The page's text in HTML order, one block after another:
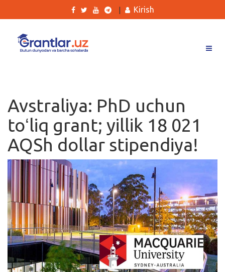
Ishlar
Kurslar
Blog
Yana
Qidirish
Kirish
Kirish
Avstraliya: PhD uchun
toʻliq grant; yillik 18 021
AQSh dollar stipendiya!